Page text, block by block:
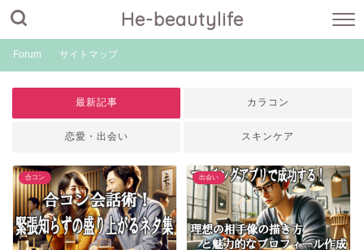
He-beautylife
Forum サイトマップ
最新記事 カラコン
恋愛・出会い スキンケア
合コン 出会い